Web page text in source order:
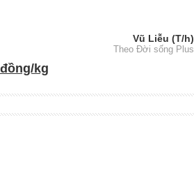
Vũ Liễu (T/h)
Theo Đời sống Plus
kg